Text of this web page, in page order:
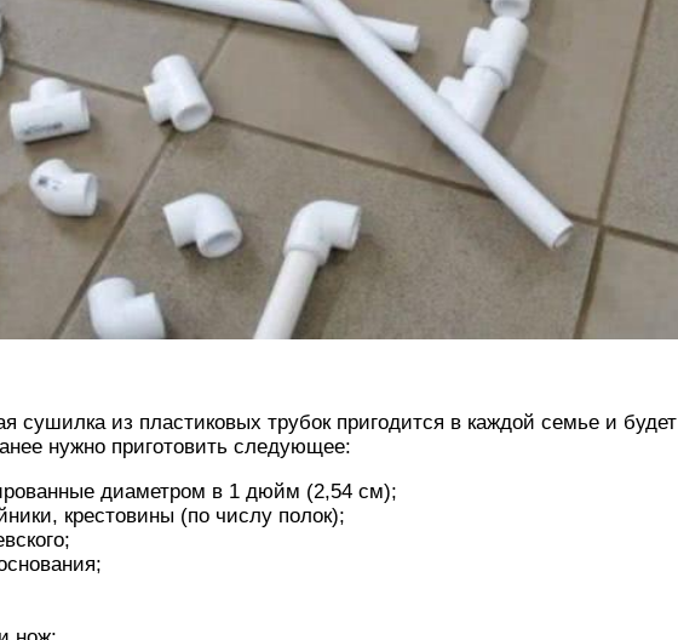
сушилка из пластиковых трубок пригодится в каждой семье и будет
нужно приготовить следующее:
диаметром в 1 дюйм (2,54 см);
крестовины (по числу полок);